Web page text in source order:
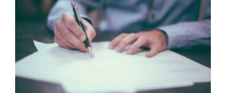
CSE
distance
par
M